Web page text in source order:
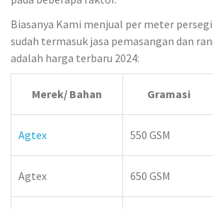
Biasanya Kami menjual per meter
sudah termasuk jasa pemasangan dan
adalah harga terbaru 2024:
Merek/ Bahan Gramasi
Agtex 550 GSM
Agtex 650 GSM